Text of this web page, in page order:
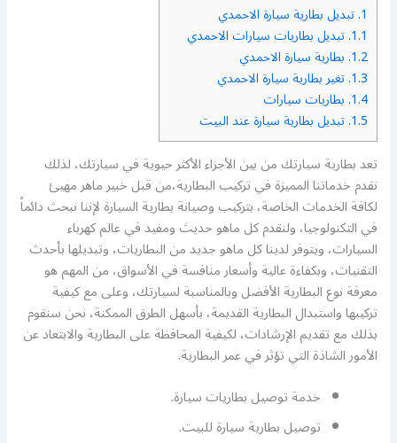
1. تبديل بطارية سيارة الاحمدي
1.1. تبديل بطاريات سيارات الاحمدي
1.2. بطارية سيارة الاحمدي
1.3. تغير بطارية سيارة الاحمدي
1.4. بطاريات سيارات
1.5. تبديل بطارية سيارة عند البيت
تعد بطارية سيارتك من بين الأجزاء الأكثر حيوية في سيارتك، لذلك
نقدم خدماتنا المميزة في تركيب البطارية،من قبل خبير ماهر مهيئ
لكافة الخدمات الخاصة، بتركيب وصيانة بطارية السيارة لإننا نبحث دائماً
في التكنولوجيا، ولنقدم كل ماهو حديث ومفيد في عالم كهرباء
السيارات، ويتوفر لدينا كل ماهو جديد من البطاريات، وتبديلها بأحدث
التقنيات، وبكفاءة عالية وأسعار منافسة في الأسواق، من المهم هو
معرفة نوع البطارية الأفضل وبالمناسبة لسيارتك، وعلى مع كيفية
تركيبها واستبدال البطارية القديمة، بأسهل الطرق الممكنة، نحن سنقوم
بذلك مع تقديم الإرشادات، لكيفية المحافظة على البطارية والابتعاد عن
الأمور الشاذة التي تؤثر في عمر البطارية.
خدمة توصيل بطاريات سيارة.
توصيل بطارية سيارة للبيت.